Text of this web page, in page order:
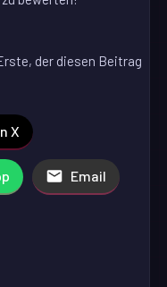
der diesen Beitrag
X
Email